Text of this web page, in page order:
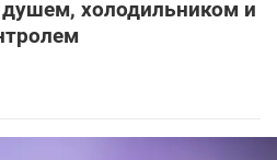
холодильником и